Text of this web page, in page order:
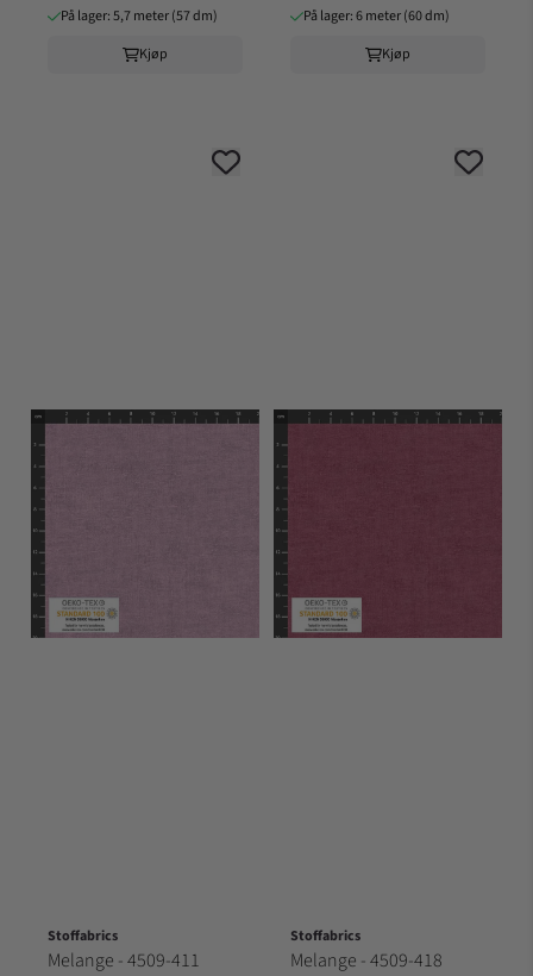
På lager: 5,7 meter (57 dm)
Kjøp
På lager: 6 meter (60 dm)
Kjøp
Stoffabrics
Melange - 4509-411
Stoffabrics
Melange - 4509-418